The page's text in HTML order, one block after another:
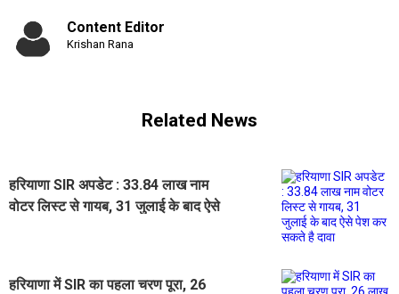
Content Editor
Krishan Rana
Related News
हरियाणा SIR अपडेट : 33.84 लाख नाम
वोटर लिस्ट से गायब, 31 जुलाई के बाद ऐसे
हरियाणा में SIR का पहला चरण पूरा, 26